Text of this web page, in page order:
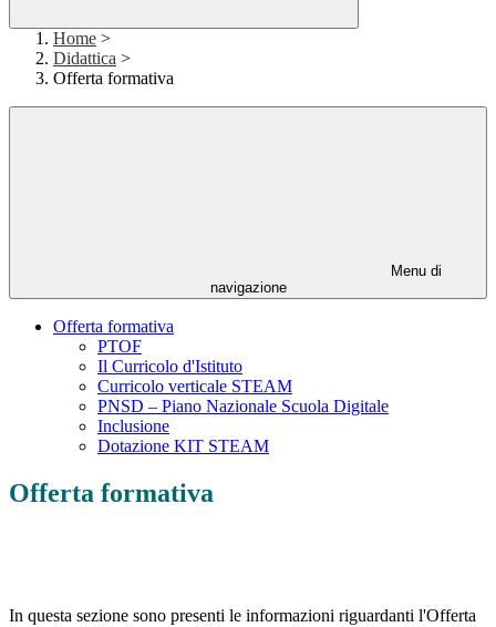
Home >
Didattica >
Offerta formativa
Menu di
navigazione
Offerta formativa
PTOF
Il Curricolo d'Istituto
Curricolo verticale STEAM
PNSD – Piano Nazionale Scuola Digitale
Inclusione
Dotazione KIT STEAM
Offerta formativa
In questa sezione sono presenti le informazioni riguardanti l'Offerta